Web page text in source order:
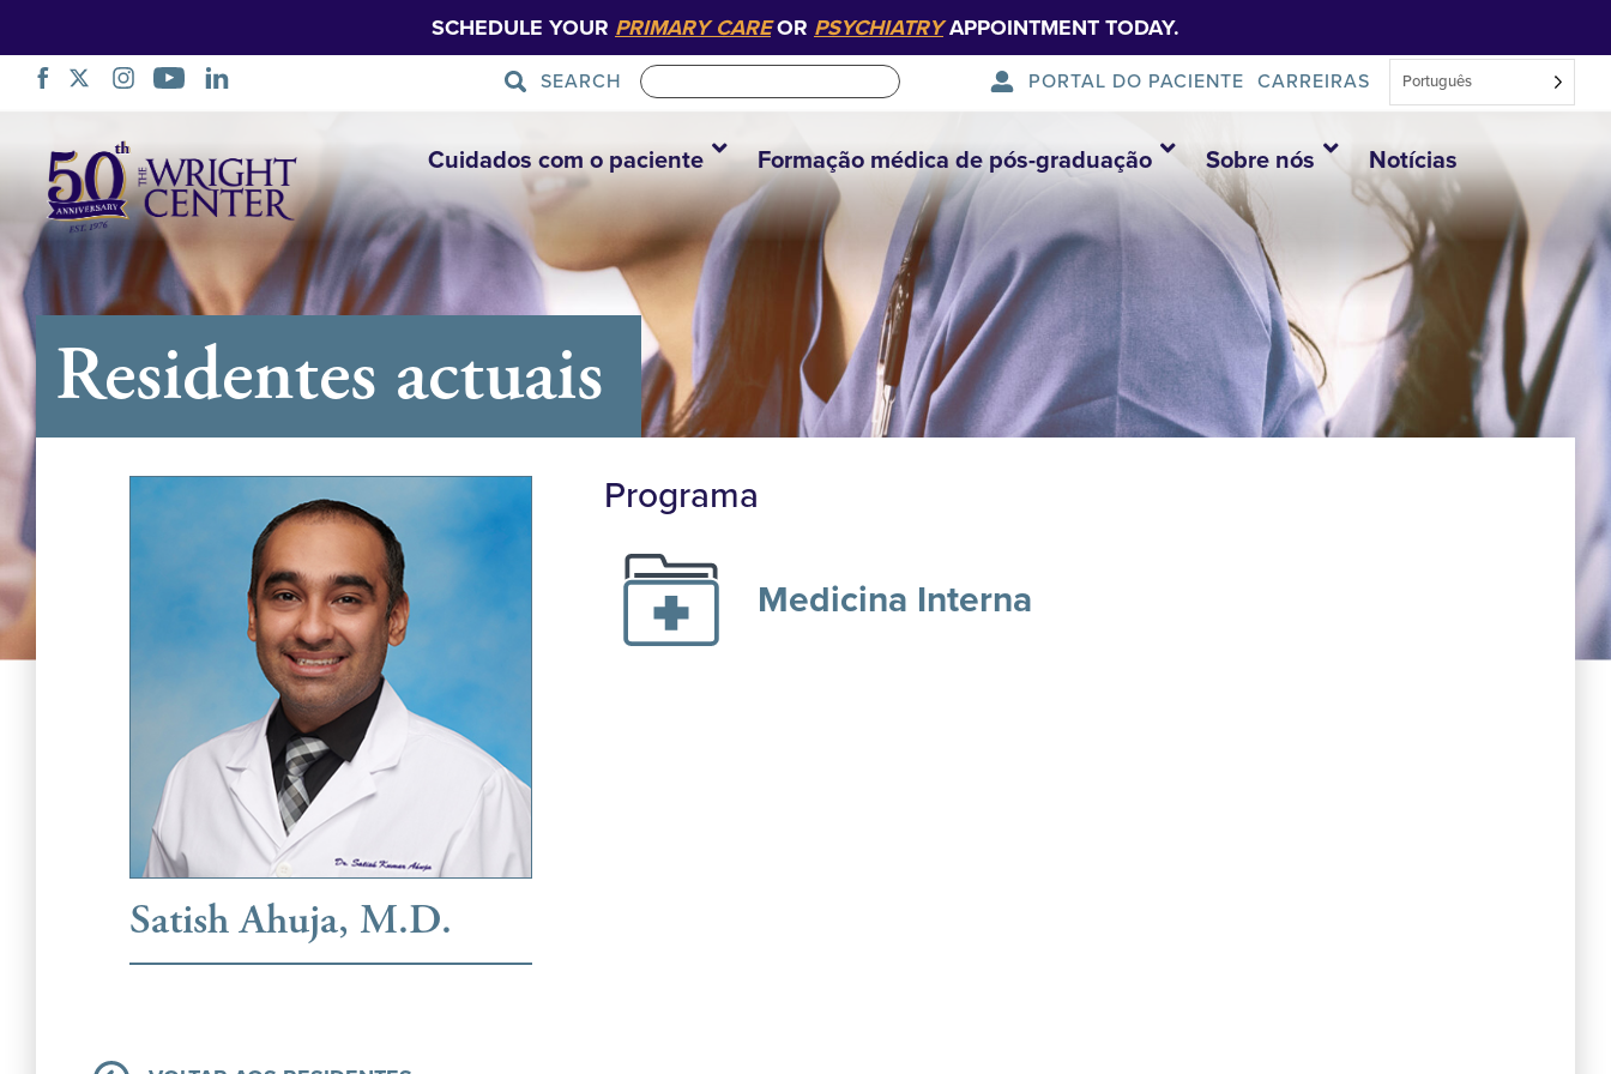
SCHEDULE YOUR PRIMARY CAREOR PSYCHIATRYAPPOINTMENT TODAY.
SEARCH PORTAL DO PACIENTE CARREIRAS Português
navegação
Cuidados com o paciente Formação médica de pós-graduação Sobre nós Notícias
Residentes actuais
Satish Ahuja, M.D.
Programa
Medicina Interna